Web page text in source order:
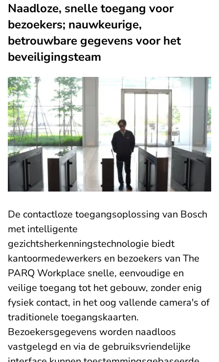
Naadloze, snelle toegang voor
bezoekers; nauwkeurige,
betrouwbare gegevens voor het
beveiligingsteam
De contactloze toegangsoplossing van Bosch
met intelligente
gezichtsherkenningstechnologie biedt
kantoormedewerkers en bezoekers van The
PARQ Workplace snelle, eenvoudige en
veilige toegang tot het gebouw, zonder enig
fysiek contact, in het oog vallende camera's of
traditionele toegangskaarten.
Bezoekersgegevens worden naadloos
vastgelegd en via de gebruiksvriendelijke